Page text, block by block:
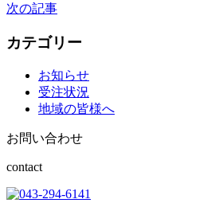
次の記事
カテゴリー
お知らせ
受注状況
地域の皆様へ
お問い合わせ
contact